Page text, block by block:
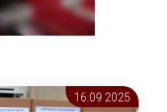
16.09 2025